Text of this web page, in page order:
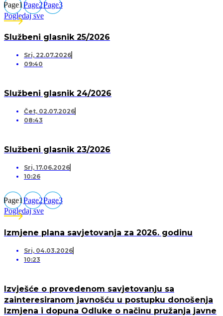
Page1Page2Page3
Pogledaj sve
Službeni glasnik 25/2026
Sri, 22.07.2026
09:40
Službeni glasnik 24/2026
Čet, 02.07.2026
08:43
Službeni glasnik 23/2026
Sri, 17.06.2026
10:26
Page1Page2Page3
Pogledaj sve
Izmjene plana savjetovanja za 2026. godinu
Sri, 04.03.2026
10:23
Izvješće o provedenom savjetovanju sa
zainteresiranom javnošću u postupku donošenja
Izmjena i dopuna Odluke o načinu pružanja javne